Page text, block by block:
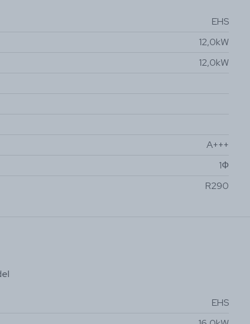
EHS
12,0kW
12,0kW
A+++
1Ф
R290
EHS